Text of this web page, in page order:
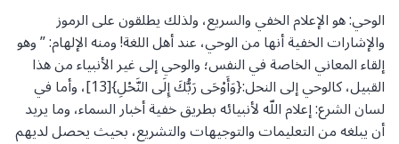
الوحي: هو الإعلام الخفي والسريع، ولذلك يطلقون على الرموز
والإشارات الخفية أنها من الوحي، عند أهل اللغة! ومنه الإلهام: ” وهو
إلقاء المعاني الخاصة في النفس؛ والوحي إلى غير الأنبياء من هذا
القبيل، كالوحي إلى النحل:{وَأَوْحَى رَبُّكَ إِلَى النَّحْلِ}[13]، وأما في
لسان الشرع: إعلام اللّه لأنبيائه بطريق خفية أخبار السماء، وما يريد
أن يبلغه من التعليمات والتوجيهات والتشريع، بحيث يحصل لديهم